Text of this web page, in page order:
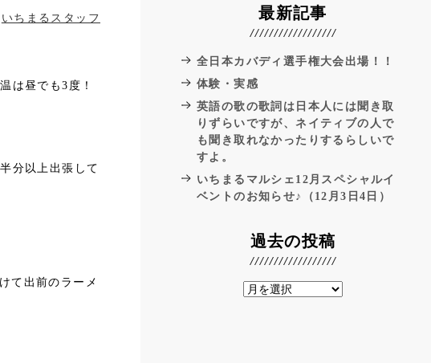
いちまるスタッフ
は昼でも3度！
分以上出張して
て出前のラーメ
最新記事
全日本カバディ選手権大会出場！！
体験・実感
英語の歌の歌詞は日本人には聞き取
りずらいですが、ネイティブの人で
も聞き取れなかったりするらしいで
すよ。
いちまるマルシェ12月スペシャルイ
ベントのお知らせ♪（12月3日4日）
過去の投稿